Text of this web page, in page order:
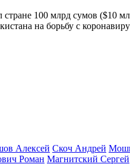
стране 100 млрд сумов
на борьбу с
Алексей Скоч Андрей
Роман Магнитский Сергей